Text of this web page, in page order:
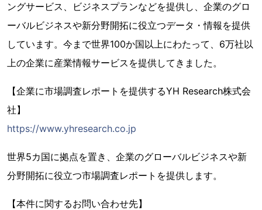
ングサービス、ビジネスプランなどを提供し、企業のグロ
ーバルビジネスや新分野開拓に役立つデータ・情報を提供
しています。今まで世界100か国以上にわたって、6万社以
上の企業に産業情報サービスを提供してきました。
【企業に市場調査レポートを提供するYH Research株式会
社】
https://www.yhresearch.co.jp
世界5カ国に拠点を置き、企業のグローバルビジネスや新
分野開拓に役立つ市場調査レポートを提供します。
【本件に関するお問い合わせ先】